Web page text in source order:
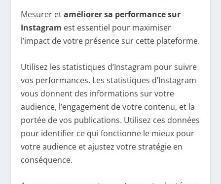
Mesurer etaméliorer sa performance sur
Instagram est essentiel pour maximiser
l’impact de votre présence sur cette plateforme.
Utilisez les statistiques d’Instagram pour suivre
vos performances. Les statistiques d’Instagram
vous donnent des informations sur votre
audience, l’engagement de votre contenu, et la
portée de vos publications. Utilisez ces données
pour identifier ce qui fonctionne le mieux pour
votre audience et ajustez votre stratégie en
conséquence.